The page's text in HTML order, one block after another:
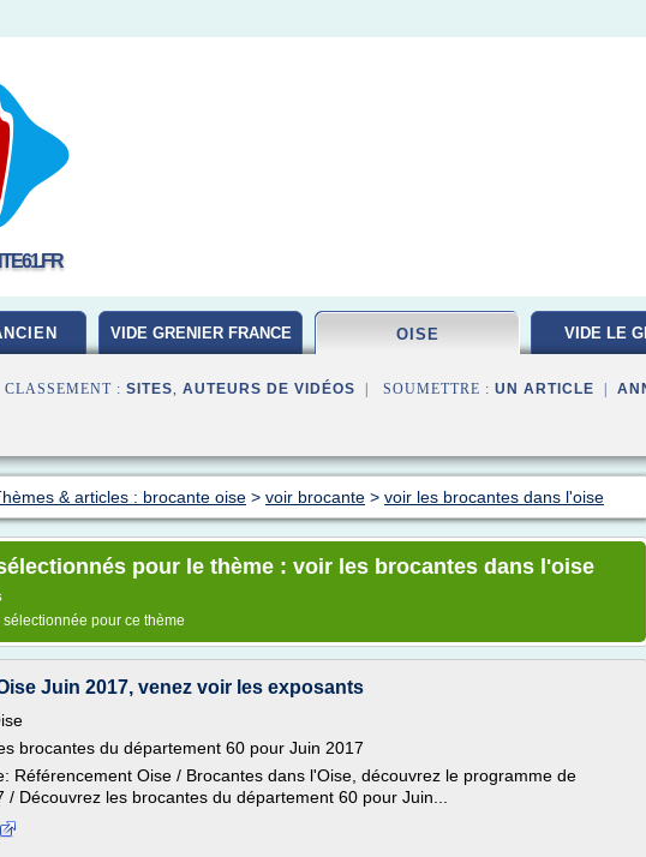
VIDE GRENIER FRANCE OISE VIDE LE
: SITES, AUTEURS DE VIDÉOS | SOUMETTRE : UN ARTICLE
& articles : brocante oise > voir brocante > voir les brocantes dans l'oise
pour le thème : voir les brocantes dans l'oise
pour ce thème
Juin 2017, venez voir les exposants
brocantes du département 60 pour Juin 2017
Référencement Oise / Brocantes dans l'Oise, découvrez le programme de
/ Découvrez les brocantes du département 60 pour Juin...